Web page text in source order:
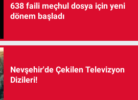
638 faili meçhul dosya için yeni
dönem başladı
Nevşehir'de Çekilen Televizyon
Dizileri!